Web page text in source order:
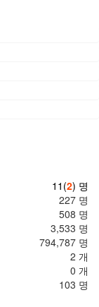
11(2) 명
227 명
508 명
3,533 명
794,787 명
2 개
0 개
103 명